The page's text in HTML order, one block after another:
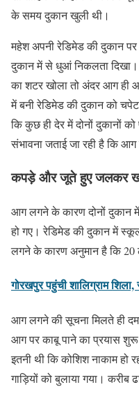
के समय दुकान खुली थी।
महेश अपनी रेडिमेड की दुकान
दुकान में से धुआं निकलता
का शटर खोला तो अंदर आग
में बनी रेडिमेड की दुकान को
कि कुछ ही देर में दोनों दुकानों
संभावना जताई जा रही है कि
कपड़े और जूते हुए जलकर
आग लगने के कारण दोनों
हो गए। रेडिमेड की दुकान में
लगने के कारण अनुमान है कि 20
गोरखपुर पहुंची शालिग्राम
आग लगने की सूचना मिलते ही
आग पर काबू पाने का प्रयास
इतनी थी कि कोशिश नाकाम
गाड़ियों को बुलाया गया।